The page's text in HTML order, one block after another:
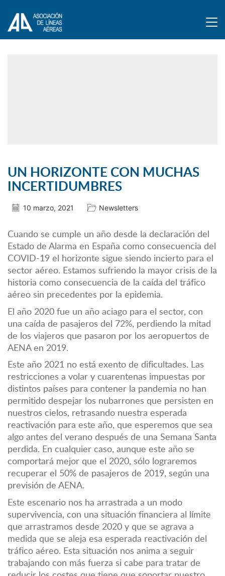
UN HORIZONTE CON MUCHAS
INCERTIDUMBRES
10 marzo, 2021 Newsletters
Cuando se cumple un año desde la declaración del
Estado de Alarma en España como consecuencia del
COVID-19 el horizonte sigue siendo incierto para el
sector aéreo. Estamos sufriendo la mayor crisis de la
historia como consecuencia de la caída del tráfico
aéreo sin precedentes por la epidemia.
El año 2020 fue un año aciago para el sector, con
una caída de pasajeros del 72%, perdiendo la mitad
de los viajeros que pasaron por los aeropuertos de
AENA en 2019.
Este año 2021 no está exento de dificultades. Las
restricciones a volar y cuarentenas impuestas por
distintos países para contener la pandemia no han
permitido despejar los nubarrones que persisten en
nuestros cielos, retrasando nuestra esperada
reactivación para este año, que esperemos que sea
algo antes del verano después de una Semana Santa
perdida. En cualquier caso, aunque este año se
comportará mejor que el 2020, sólo lograremos
recuperar el 50% de pasajeros de 2019, según una
previsión de AENA.
Este escenario nos ha arrastrada a un modo
supervivencia, con una situación financiera al límite
que arrastramos desde 2020 y que se agrava a
medida que se aleja esa esperada reactivación del
tráfico aéreo. Esta situación nos anima a seguir
trabajando con más fuerza si cabe para tratar de